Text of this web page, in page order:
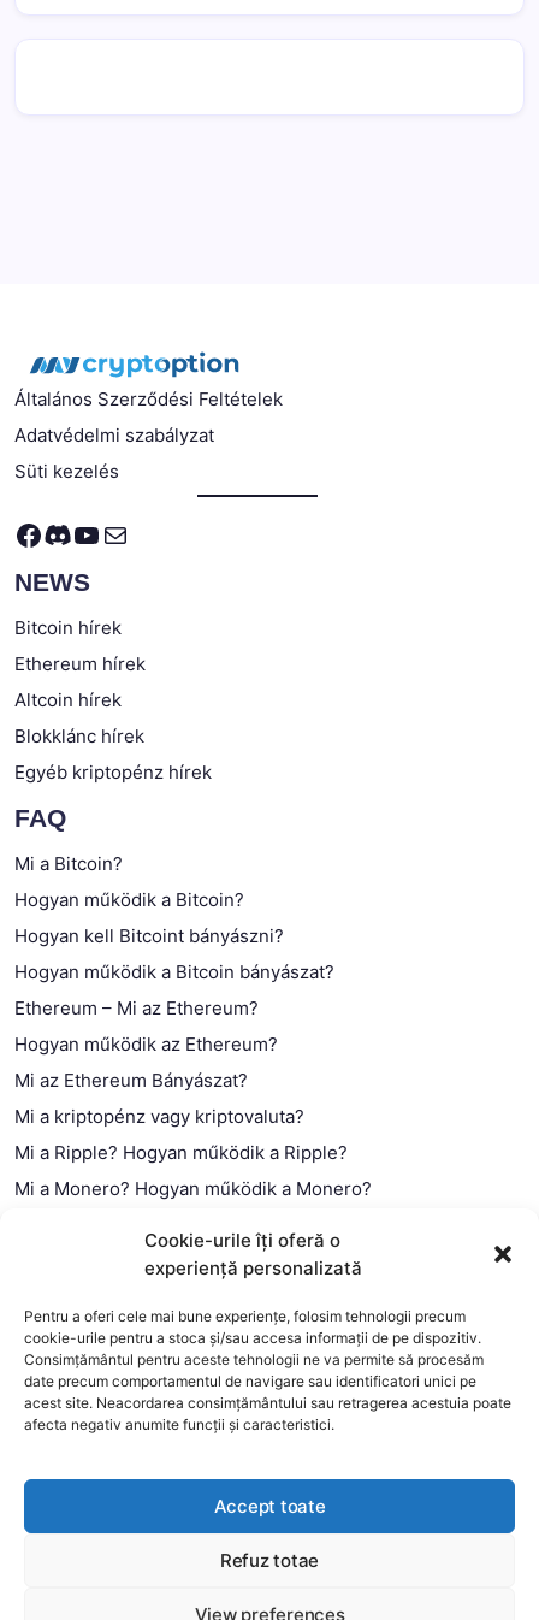
Cookie-urile îți oferă o
experiență personalizată
Pentru a oferi cele mai bune experiențe, folosim tehnologii precum
cookie-urile pentru a stoca și/sau accesa informații de pe dispozitiv.
Consimțământul pentru aceste tehnologii ne va permite să procesăm
date precum comportamentul de navigare sau identificatori unici pe
acest site. Neacordarea consimțământului sau retragerea acestuia poate
afecta negativ anumite funcții și caracteristici.
Accept toate
Refuz totae
View preferences
Általános Szerződési Feltételek
Adatvédelmi szabályzat
Süti kezelés
Facebook
Discord
YouTube
Mail
NEWS
Bitcoin hírek
Ethereum hírek
Altcoin hírek
Blokklánc hírek
Egyéb kriptopénz hírek
FAQ
Mi a Bitcoin?
Hogyan működik a Bitcoin?
Hogyan kell Bitcoint bányászni?
Hogyan működik a Bitcoin bányászat?
Ethereum – Mi az Ethereum?
Hogyan működik az Ethereum?
Mi az Ethereum Bányászat?
Mi a kriptopénz vagy kriptovaluta?
Mi a Ripple? Hogyan működik a Ripple?
Mi a Monero? Hogyan működik a Monero?
Mi a blokklánc (technológia)?
This website uses cookies to improve your experience. We'll